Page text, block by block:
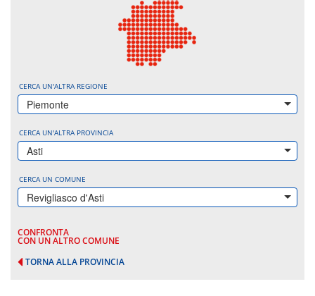
CERCA UN'ALTRA REGIONE
Piemonte
CERCA UN'ALTRA PROVINCIA
Asti
CERCA UN COMUNE
Revigliasco d'Asti
CONFRONTA
CON UN ALTRO COMUNE
TORNA ALLA PROVINCIA